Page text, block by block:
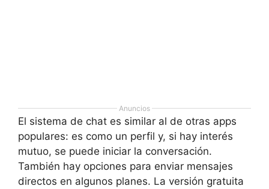
Anuncios
El sistema de chat es similar al de otras apps
populares: es como un perfil y, si hay interés
mutuo, se puede iniciar la conversación.
También hay opciones para enviar mensajes
directos en algunos planes. La versión gratuita